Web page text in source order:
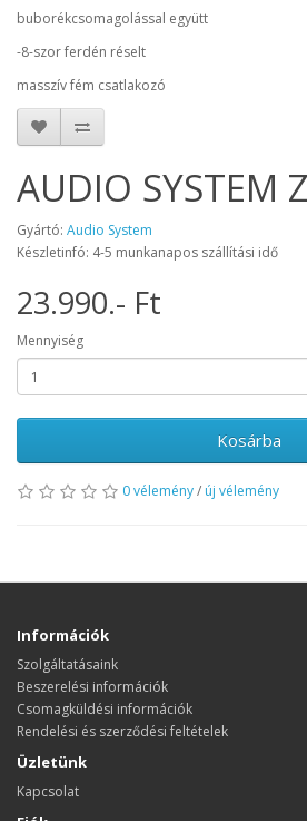
buborékcsomagolással együtt
-8-szor ferdén réselt
masszív fém csatlakozó
AUDIO SYSTEM
Gyártó: Audio System
Készletinfó: 4-5 munkanapos szállítási idő
23.990.- Ft
Mennyiség
Kosárba
0 vélemény/ új vélemény
Információk
Szolgáltatásaink
Beszerelési információk
Csomagküldési információk
Rendelési és szerződési feltételek
Üzletünk
Kapcsolat